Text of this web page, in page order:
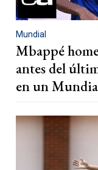
Mundial
Mbappé
antes del
en un